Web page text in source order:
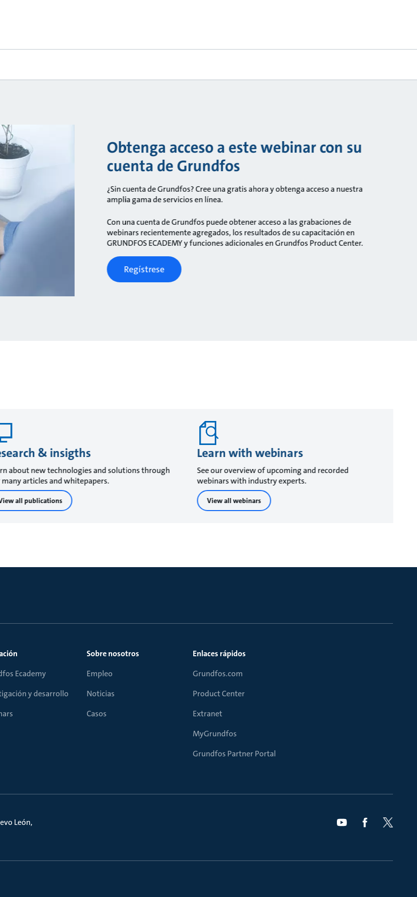
Obtenga acceso a este webinar con su
cuenta de Grundfos
¿Sin cuenta de Grundfos? Cree una gratis ahora y obtenga acceso a nuestra
amplia gama de servicios en línea.
Con una cuenta de Grundfos puede obtener acceso a las grabaciones de
webinars recientemente agregados, los resultados de su capacitación en
GRUNDFOS ECADEMY y funciones adicionales en Grundfos Product Center.
Regístrese
& insigths
about new technologies and solutions through
articles and whitepapers.
all publications
Learn with webinars
See our overview of upcoming and recorded
webinars with industry experts.
View all webinars
Ecademy
y desarrollo
Sobre nosotros
Empleo
Noticias
Casos
Enlaces rápidos
Grundfos.com
Product Center
Extranet
MyGrundfos
Grundfos Partner Portal
León